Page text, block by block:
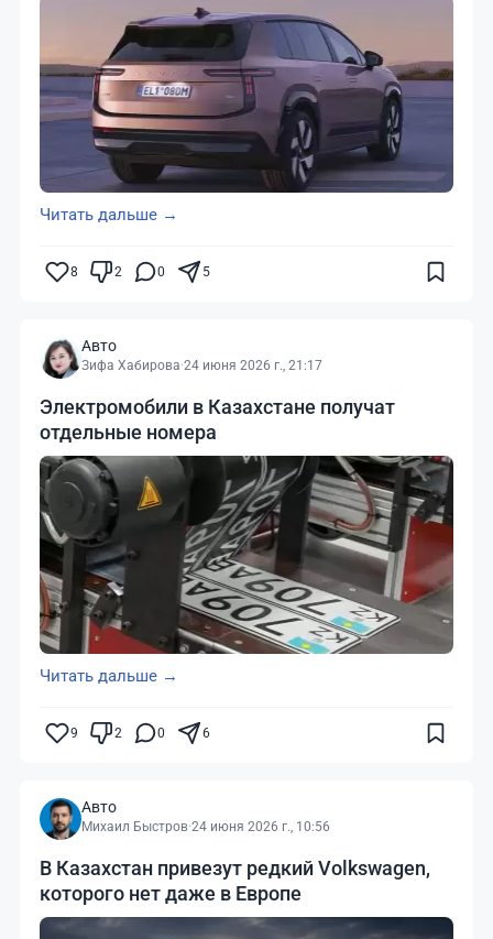
Читать дальше →
8 2 0 5
Авто
Зифа Хабирова·24 июня 2026 г., 21:17
Электромобили в Казахстане получат
отдельные номера
Читать дальше →
9 2 0 6
Авто
Михаил Быстров·24 июня 2026 г., 10:56
В Казахстан привезут редкий Volkswagen,
которого нет даже в Европе